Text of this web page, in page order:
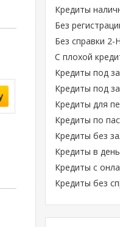
Кредиты
Без
Без справки
С плохой
Кредиты под
Кредиты под
Кредиты для
Кредиты по
Кредиты без
Кредиты в
Кредиты с
Кредиты без